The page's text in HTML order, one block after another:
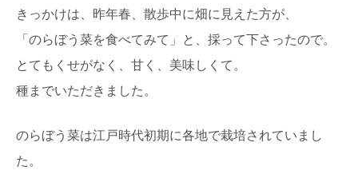
きっかけは、昨年春、散歩中に畑に見えた方が、
「のらぼう菜を食べてみて」と、採って下さったので。
とてもくせがなく、甘く、美味しくて。
種までいただきました。
のらぼう菜は江戸時代初期に各地で栽培されていまし
た。